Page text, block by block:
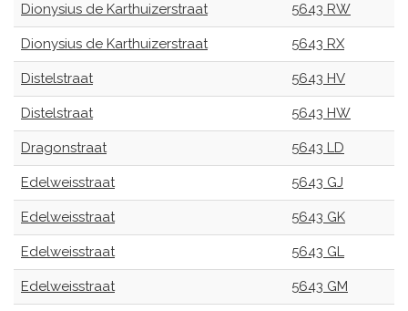
Dionysius de Karthuizerstraat 5643 RW
Dionysius de Karthuizerstraat 5643 RX
Distelstraat 5643 HV
Distelstraat 5643 HW
Dragonstraat 5643 LD
Edelweisstraat 5643 GJ
Edelweisstraat 5643 GK
Edelweisstraat 5643 GL
Edelweisstraat 5643 GM